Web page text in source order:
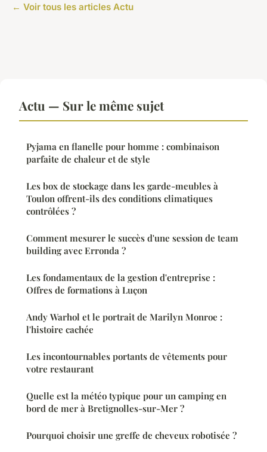
← Voir tous les articles Actu
Actu — Sur le même sujet
Pyjama en flanelle pour homme : combinaison
parfaite de chaleur et de style
Les box de stockage dans les garde-meubles à
Toulon offrent-ils des conditions climatiques
contrôlées ?
Comment mesurer le succès d'une session de team
building avec Erronda ?
Les fondamentaux de la gestion d'entreprise :
Offres de formations à Luçon
Andy Warhol et le portrait de Marilyn Monroe :
l'histoire cachée
Les incontournables portants de vêtements pour
votre restaurant
Quelle est la météo typique pour un camping en
bord de mer à Bretignolles-sur-Mer ?
Pourquoi choisir une greffe de cheveux robotisée ?